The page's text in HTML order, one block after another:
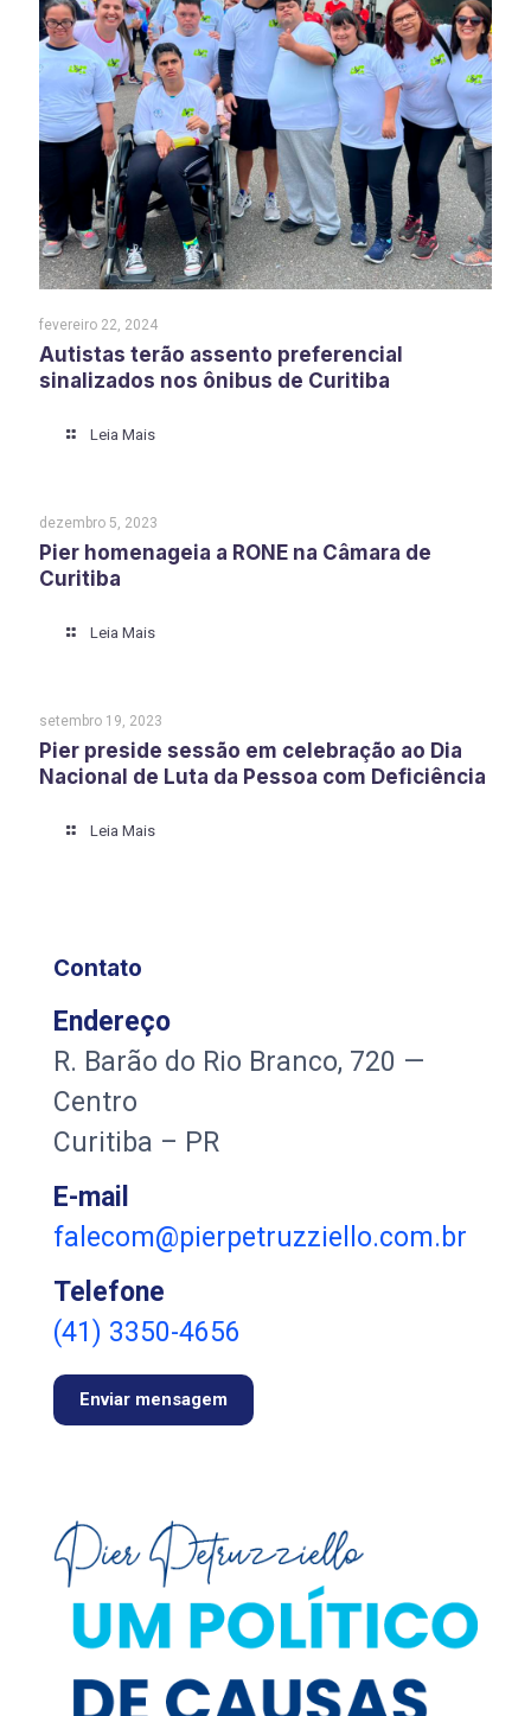
fevereiro 22, 2024
Autistas terão assento preferencial
sinalizados nos ônibus de Curitiba
Leia Mais
dezembro 5, 2023
Pier homenageia a RONE na Câmara de
Curitiba
Leia Mais
setembro 19, 2023
Pier preside sessão em celebração ao Dia
Nacional de Luta da Pessoa com Deficiência
Leia Mais
Contato
Endereço
R. Barão do Rio Branco, 720 —
Centro
Curitiba – PR
E-mail
falecom@pierpetruzziello.com.br
Telefone
(41) 3350-4656
Enviar mensagem